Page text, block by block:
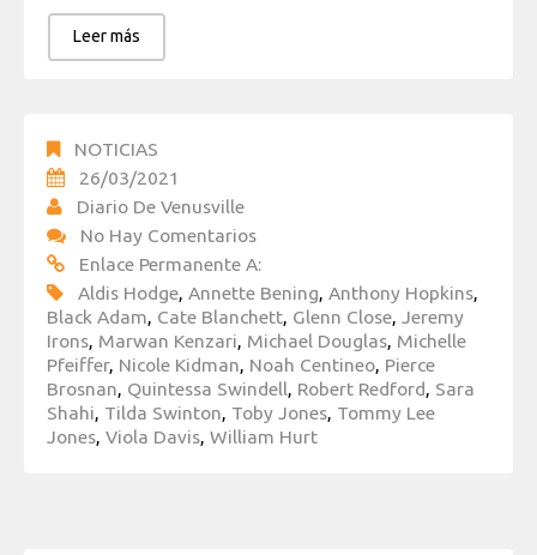
Leer más
NOTICIAS
26/03/2021
Diario De Venusville
No Hay Comentarios
Enlace Permanente A:
Aldis Hodge, Annette Bening, Anthony Hopkins,
Black Adam, Cate Blanchett, Glenn Close, Jeremy
Irons, Marwan Kenzari, Michael Douglas, Michelle
Pfeiffer, Nicole Kidman, Noah Centineo, Pierce
Brosnan, Quintessa Swindell, Robert Redford, Sara
Shahi, Tilda Swinton, Toby Jones, Tommy Lee
Jones, Viola Davis, William Hurt